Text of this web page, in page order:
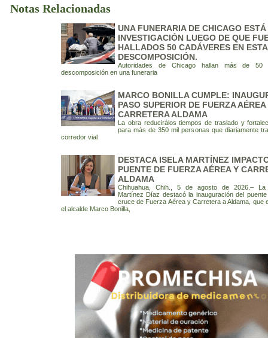
Notas Relacionadas
UNA FUNERARIA DE CHICAGO
INVESTIGACIÓN LUEGO DE QUE
HALLADOS 50 CADÁVERES EN
DESCOMPOSICIÓN.
Autoridades de Chicago hallan más de 50
descomposición en una funeraria
MARCO BONILLA CUMPLE:
PASO SUPERIOR DE FUERZA AÉREA
CARRETERA ALDAMA
La obra reducirálos tiempos de traslado y
para más de 350 mil personas que diariamente
corredor vial
DESTACA ISELA MARTÍNEZ
PUENTE DE FUERZA AÉREA Y
ALDAMA
Chihuahua, Chih., 5 de agosto de 2026.– La
Martínez Díaz destacó la inauguración del
cruce de Fuerza Aérea y Carretera a Aldama, que
el alcalde Marco Bonilla,